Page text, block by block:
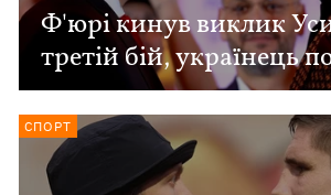
Ф'юрі кинув виклик
третій бій, українець
СПОРТ